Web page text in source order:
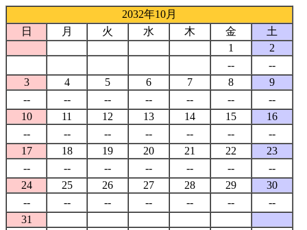
2032年10月
日
月 火 水 木 金
土
1
2
--
--
3
4 5 6 7 8
9
--
-- -- -- -- --
--
10
11 12 13 14 15
16
--
-- -- -- -- --
--
17
18 19 20 21 22
23
--
-- -- -- -- --
--
24
25 26 27 28 29
30
--
-- -- -- -- --
--
31